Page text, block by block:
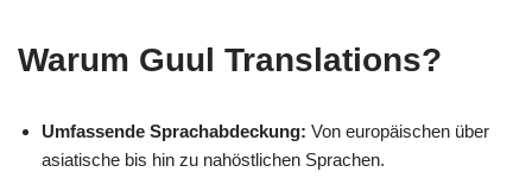
Warum Guul Translations?
Umfassende Sprachabdeckung: Von europäischen über
asiatische bis hin zu nahöstlichen Sprachen.